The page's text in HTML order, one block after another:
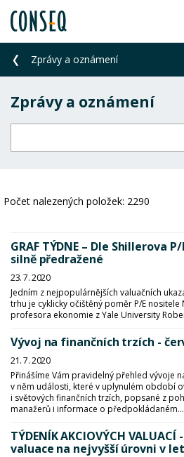
Zprávy a oznámení
Zprávy a oznámení
Počet nalezených položek: 2290
GRAF TÝDNE – Dle Shillerova
silně předražené
23. 7. 2020
Jedním z nejpopulárnějších valuačních
trhu je cyklicky očištěný poměr P/E
profesora ekonomie z Yale University
Vývoj na finančních trzích -
21. 7. 2020
Přinášíme Vám pravidelný přehled vývoje
v něm události, které v uplynulém období
i světových finančních trzích, popsané z
manažerů i informace o předpokládaném...
TÝDENÍK AKCIOVÝCH
valuace na nejvyšší úrovni v